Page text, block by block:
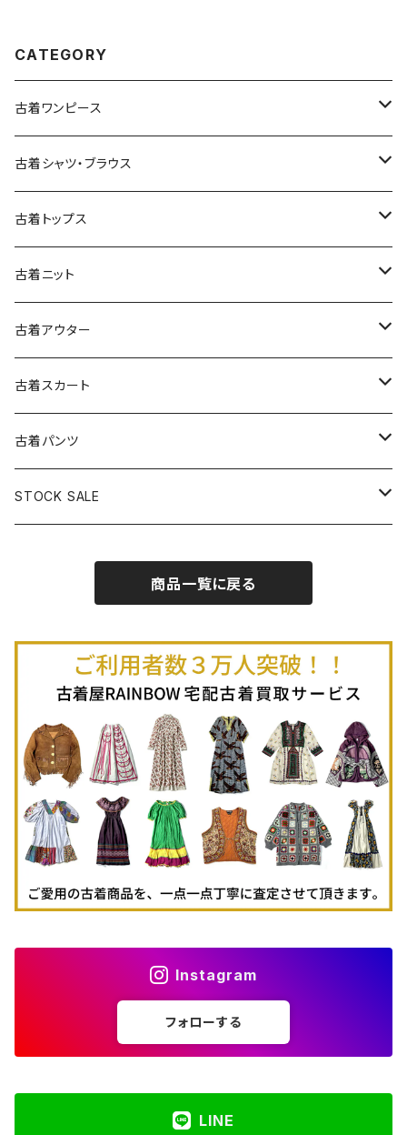
CATEGORY
古着ワンピース
古着長袖ワンピース
古着半袖ワンピース
古着ノースリーブワンピース
古着キャミソールワンピース
古着ベアトップワンピース
古着オールインワン
古着オーバーオール
古着シャツ・ブラウス
古着長袖シャツ・ブラウス
古着半袖シャツ・ブラウス
古着ノースリーブシャツ・ブラウス
古着トップス
古着スウェット&パーカー
古着スウェット
古着パーカー
古着プルオーバー
古着長袖プルオーバー
古着半袖プルオーバー
古着Ｔシャツ
古着長袖Ｔシャツ
古着半袖Ｔシャツ
古着ベスト
古着キャミソール
古着ポロシャツ
古着長袖ポロシャツ
古着スウェット
古着パーカー
古着タンクトップ
古着ニット
古着セーター
古着カーディガン
古着半袖ニット
古着ニットアウター
古着アウター
古着ライトジャケット
古着ライトコート
古着ヘビージャケット
古着羽織り
古着スカート
古着ロング丈スカート (丈76cm-)
古着膝丈スカート (丈56-75cm)
古着ミニ丈スカート (丈56-75cm)
古着パンツ
古着ロング丈パンツ
STOCK SALE
Autumn / Winter
商品一覧に戻る
Instagram
フォローする
LINE